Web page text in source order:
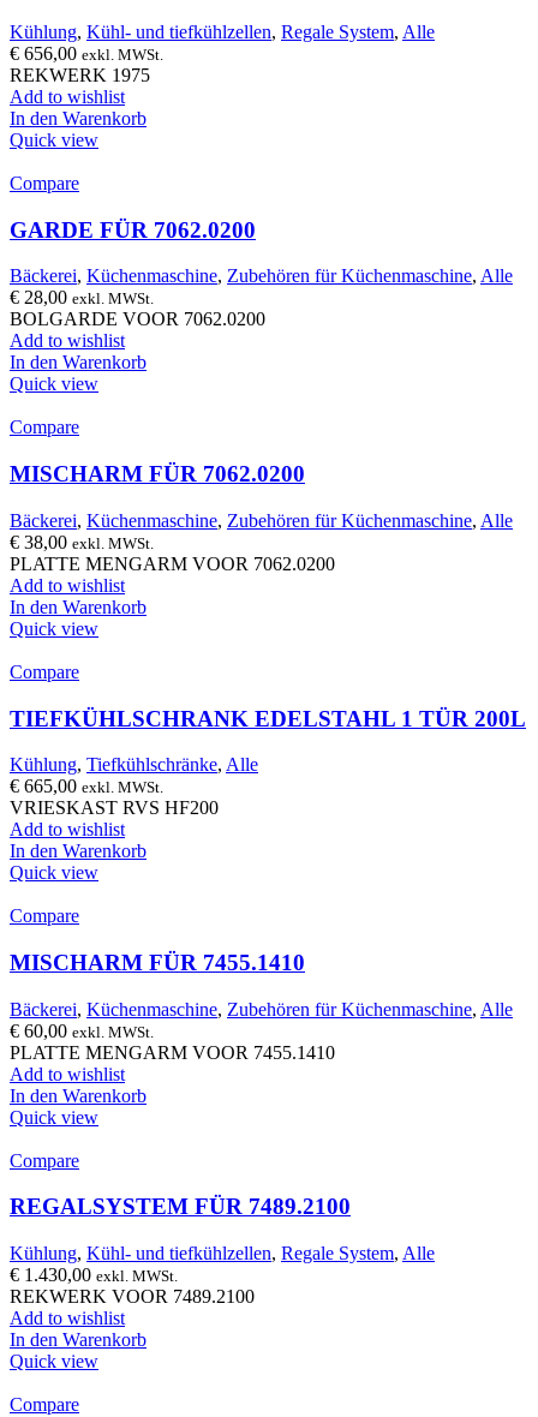
Kühlung, Kühl- und tiefkühlzellen, Regale System, Alle
€ 656,00 exkl. MWSt.
REKWERK 1975
Add to wishlist
In den Warenkorb
Quick view
Compare
GARDE FÜR 7062.0200
Bäckerei, Küchenmaschine, Zubehören für Küchenmaschine, Alle
€ 28,00 exkl. MWSt.
BOLGARDE VOOR 7062.0200
Add to wishlist
In den Warenkorb
Quick view
Compare
MISCHARM FÜR 7062.0200
Bäckerei, Küchenmaschine, Zubehören für Küchenmaschine, Alle
€ 38,00 exkl. MWSt.
PLATTE MENGARM VOOR 7062.0200
Add to wishlist
In den Warenkorb
Quick view
Compare
TIEFKÜHLSCHRANK EDELSTAHL 1 TÜR 200L
Kühlung, Tiefkühlschränke, Alle
€ 665,00 exkl. MWSt.
VRIESKAST RVS HF200
Add to wishlist
In den Warenkorb
Quick view
Compare
MISCHARM FÜR 7455.1410
Bäckerei, Küchenmaschine, Zubehören für Küchenmaschine, Alle
€ 60,00 exkl. MWSt.
PLATTE MENGARM VOOR 7455.1410
Add to wishlist
In den Warenkorb
Quick view
Compare
REGALSYSTEM FÜR 7489.2100
Kühlung, Kühl- und tiefkühlzellen, Regale System, Alle
€ 1.430,00 exkl. MWSt.
REKWERK VOOR 7489.2100
Add to wishlist
In den Warenkorb
Quick view
Compare